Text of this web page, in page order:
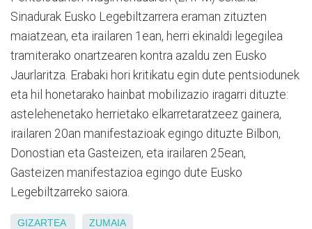
Sinadurak Eusko Legebiltzarrera eraman zituzten
maiatzean, eta irailaren 1ean, herri ekinaldi legegilea
tramiterako onartzearen kontra azaldu zen Eusko
Jaurlaritza. Erabaki hori kritikatu egin dute pentsiodunek
eta hil honetarako hainbat mobilizazio iragarri dituzte:
astelehenetako herrietako elkarretaratzeez gainera,
irailaren 20an manifestazioak egingo dituzte Bilbon,
Donostian eta Gasteizen, eta irailaren 25ean,
Gasteizen manifestazioa egingo dute Eusko
Legebiltzarreko saiora.
GIZARTEA ZUMAIA